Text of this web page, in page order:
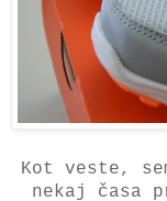
Kot veste,
nekaj časa